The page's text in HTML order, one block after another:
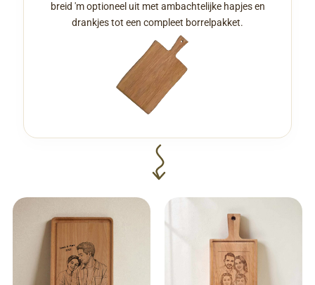
breid 'm optioneel uit met ambachtelijke hapjes en
drankjes tot een compleet borrelpakket.